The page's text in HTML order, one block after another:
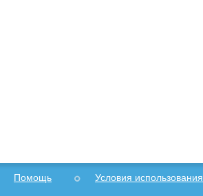
Помощь Условия использования